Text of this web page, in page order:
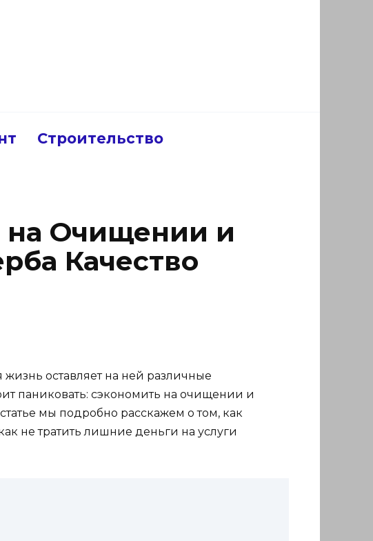
Строительство
на Очищении и
Качество
оставляет на ней различные
паниковать: сэкономить на очищении и
мы подробно расскажем о том, как
не тратить лишние деньги на услуги